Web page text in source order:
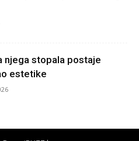
njega stopala postaje
estetike